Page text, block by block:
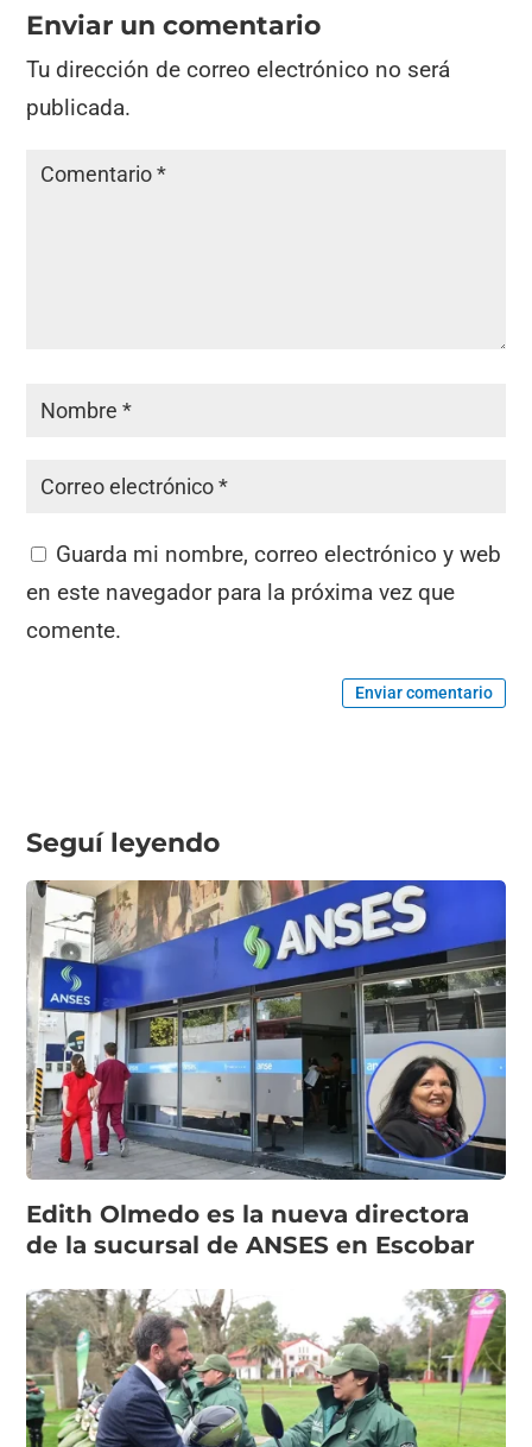
Enviar un comentario
Tu dirección de correo electrónico no será
publicada.
Guarda mi nombre, correo electrónico y web
en este navegador para la próxima vez que
comente.
Enviar comentario
Seguí leyendo
Edith Olmedo es la nueva directora
de la sucursal de ANSES en Escobar